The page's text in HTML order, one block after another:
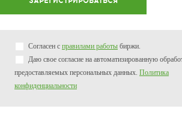
Согласен с правилами работы биржи.
Даю свое согласие на автоматизированную
предоставляемых персональных данных. Политика
конфиденциальности